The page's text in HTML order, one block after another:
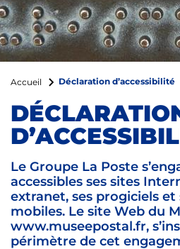
Accueil Déclaration d’accessibilité
Le Groupe La Poste
accessibles ses sites
extranet, ses progiciels
mobiles. Le site Web du
www.museepostal.fr,
périmètre de cet